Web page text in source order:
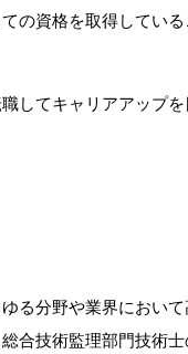
の資格を取得してい
してキャリアアップを
る分野や業界において
合技術監理部門技術